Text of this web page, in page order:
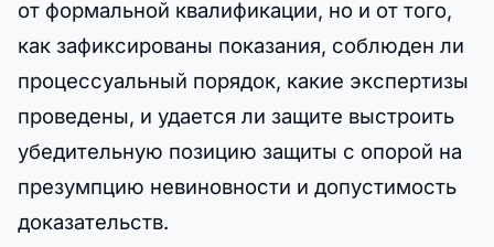
от формальной квалификации, но и от того,
как зафиксированы показания, соблюден ли
процессуальный порядок, какие экспертизы
проведены, и удается ли защите выстроить
убедительную позицию защиты с опорой на
презумпцию невиновности и допустимость
доказательств.